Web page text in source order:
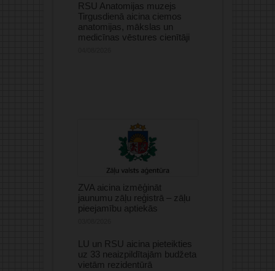
RSU Anatomijas muzejs
Tirgusdienā aicina ciemos
anatomijas, mākslas un
medicīnas vēstures cienītāji
ZVA aicina izmēģināt
jaunumu zāļu reģistrā – zāļu
pieejamību aptiekās
LU un RSU aicina pieteikties
uz 33 neaizpildītajām budžeta
vietām rezidentūrā